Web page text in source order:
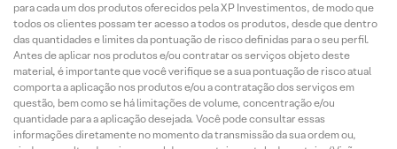
para cada um dos produtos oferecidos pela XP Investimentos, de modo que
todos os clientes possam ter acesso a todos os produtos, desde que dentro
das quantidades e limites da pontuação de risco definidas para o seu perfil.
Antes de aplicar nos produtos e/ou contratar os serviços objeto deste
material, é importante que você verifique se a sua pontuação de risco atual
comporta a aplicação nos produtos e/ou a contratação dos serviços em
questão, bem como se há limitações de volume, concentração e/ou
quantidade para a aplicação desejada. Você pode consultar essas
informações diretamente no momento da transmissão da sua ordem ou,